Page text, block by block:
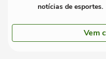
notícias de esportes.
Vem